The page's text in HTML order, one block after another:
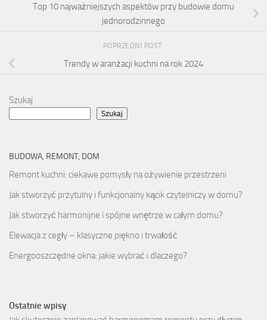
Top 10 najważniejszych aspektów przy budowie domu
jednorodzinnego
POPRZEDNI POST
Trendy w aranżacji kuchni na rok 2024
Szukaj
Szukaj
BUDOWA, REMONT, DOM
Remont kuchni: ciekawe pomysły na ożywienie przestrzeni
Jak stworzyć przytulny i funkcjonalny kącik czytelniczy w domu?
Jak stworzyć harmonijne i spójne wnętrze w całym domu?
Elewacja z cegły – klasyczne piękno i trwałość
Energooszczędne okna: jakie wybrać i dlaczego?
Ostatnie wpisy